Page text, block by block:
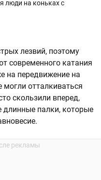
люди на коньках с
лезвий, поэтому
современного катания
на передвижение на
отталкиваться
скользили вперед,
длинные палки, которые